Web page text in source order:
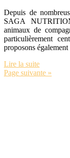
Depuis de
SAGA
animaux de
particulièrement
proposons
Lire la suite
Page suivante »